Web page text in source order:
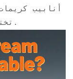
أنابيب
تختلف الإجابة باختلاف مادة الأنبوب.